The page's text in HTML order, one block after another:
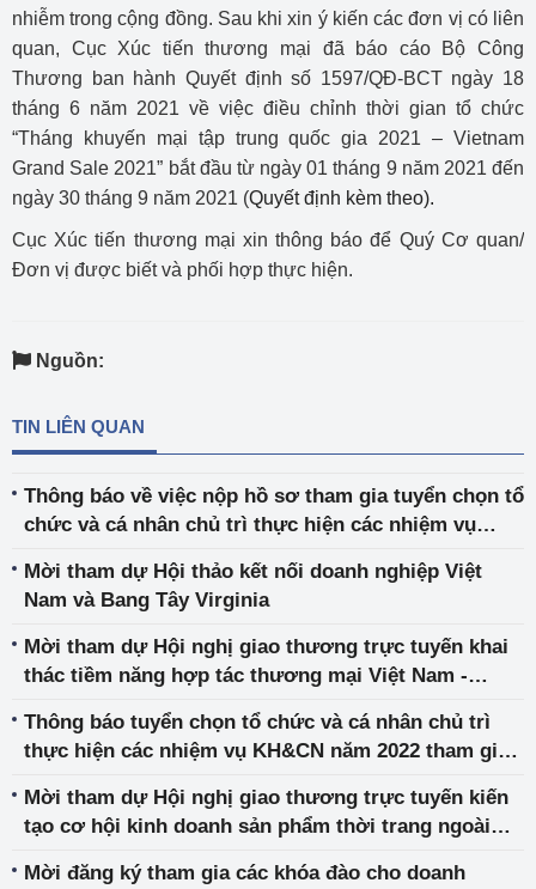
nhiễm trong cộng đồng. Sau khi xin ý kiến các đơn vị có liên
quan, Cục Xúc tiến thương mại đã báo cáo Bộ Công
Thương ban hành Quyết định số 1597/QĐ-BCT ngày 18
tháng 6 năm 2021 về việc điều chỉnh thời gian tổ chức
“Tháng khuyến mại tập trung quốc gia 2021 – Vietnam
Grand Sale 2021” bắt đầu từ ngày 01 tháng 9 năm 2021 đến
ngày 30 tháng 9 năm 2021 (Quyết định kèm theo).
Cục Xúc tiến thương mại xin thông báo để Quý Cơ quan/
Đơn vị được biết và phối hợp thực hiện.
Nguồn:
TIN LIÊN QUAN
Thông báo về việc nộp hồ sơ tham gia tuyển chọn tổ
chức và cá nhân chủ trì thực hiện các nhiệm vụ
hiện trong Kế hoạch Khoa học và Công nghệ năm
2022
Mời tham dự Hội thảo kết nối doanh nghiệp Việt
Nam và Bang Tây Virginia
Mời tham dự Hội nghị giao thương trực tuyến khai
thác tiềm năng hợp tác thương mại Việt Nam -
Thông báo tuyển chọn tổ chức và cá nhân chủ trì
thực hiện các nhiệm vụ KH&CN năm 2022 tham gia
cấp quốc gia phục vụ đổi mới, hiện đại hóa công
nghệ khai thác và chế biến khoáng sản đến năm
2025”
Mời tham dự Hội nghị giao thương trực tuyến kiến
tạo cơ hội kinh doanh sản phẩm thời trang ngoài
Mời đăng ký tham gia các khóa đào cho doanh